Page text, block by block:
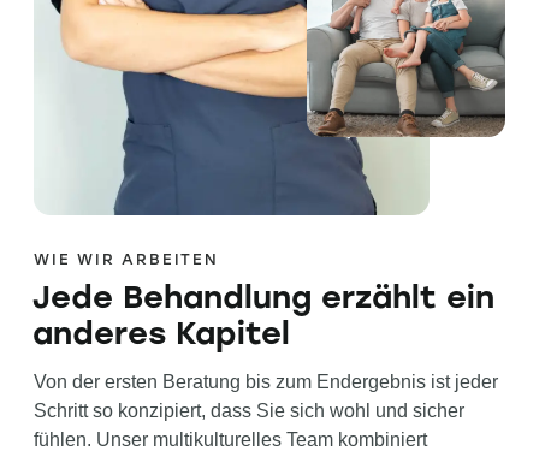
WIE WIR ARBEITEN
Jede Behandlung erzählt ein
anderes Kapitel
Von der ersten Beratung bis zum Endergebnis ist jeder
Schritt so konzipiert, dass Sie sich wohl und sicher
fühlen. Unser multikulturelles Team kombiniert